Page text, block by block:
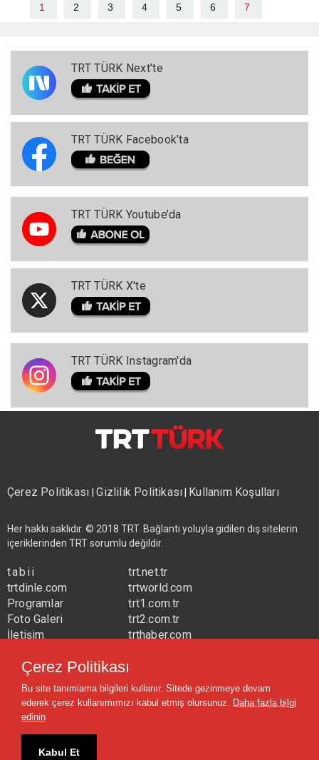
1 2 3 4 5 6 7
TRT TÜRK Next'te
TRT TÜRK Facebook’ta
TRT TÜRK Youtube’da
TRT TÜRK X'te
TRT TÜRK Instagram'da
Çerez Politikası|Gizlilik Politikası| Kullanım Koşulları
Her hakkı saklıdır. © 2018 TRT. Bağlantı yoluyla gidilen dış sitelerin
içeriklerinden TRT sorumlu değildir.
tabii
trtdinle.com
Programlar
Foto Galeri
İletişim
trt.net.tr
trtworld.com
trt1.com.tr
trt2.com.tr
trthaber.com
trtavaz.com.tr
trtmuzik.net.tr
trtcocuk.net.tr
Çerez Politikası
Bu site tanımlama bilgileri kullanır. Sitede gezinmeye devam
ederek çerez kullanımımızı kabul etmiş olursunuz. Daha fazla bilgi
edinin
Kabul Et